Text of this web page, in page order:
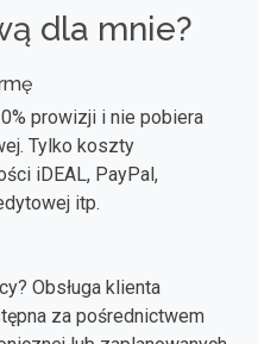
dla mnie?
prowizji i nie pobiera
Tylko koszty
iDEAL, PayPal,
itp.
Obsługa klienta
za pośrednictwem